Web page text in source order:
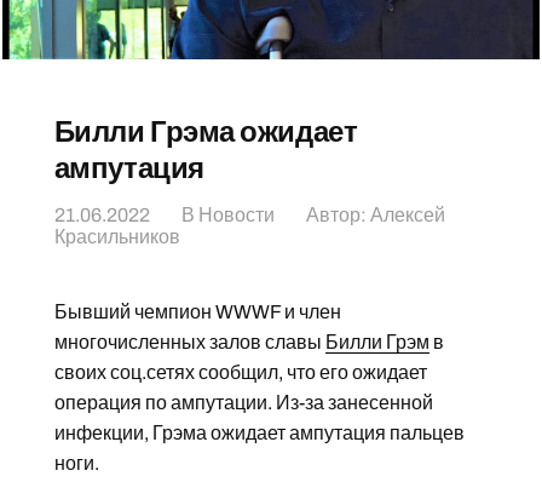
Билли Грэма ожидает
ампутация
21.06.2022 В Новости Автор: Алексей
Красильников
Бывший чемпион WWWF и член
многочисленных залов славы Билли Грэм в
своих соц.сетях сообщил, что его ожидает
операция по ампутации. Из-за занесенной
инфекции, Грэма ожидает ампутация пальцев
ноги.